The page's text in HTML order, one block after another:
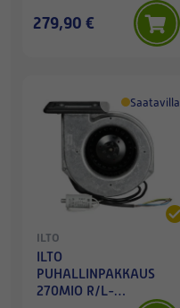
JÄÄTYMISSUOJAUKSEEN
279,90 €
Saatavilla
ILTO
ILTO
PUHALLINPAKKAUS
270MIO R/L-